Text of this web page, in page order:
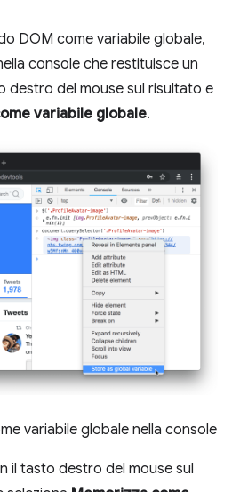
DOM come variabile globale,
console che restituisce un
destro del mouse sul risultato e
variabile globale.
variabile globale nella console
il tasto destro del mouse sul